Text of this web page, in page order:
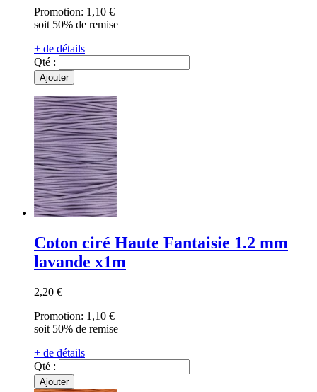
Promotion: 1,10 €
soit 50% de remise
+ de détails
Qté :
Ajouter
Coton ciré Haute Fantaisie 1.2 mm
lavande x1m
2,20 €
Promotion: 1,10 €
soit 50% de remise
+ de détails
Qté :
Ajouter